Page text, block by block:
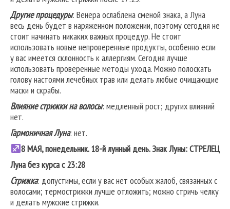
Другие процедуры: Венера ослаблена сменой знака, а Луна
весь день будет в наряженном положении, поэтому сегодня не
стоит начинать никаких важных процедур. Не стоит
использовать новые непроверенные продукты, особенно если
у вас имеется склонность к аллергиям. Сегодня лучше
использовать проверенные методы ухода. Можно полоскать
голову настоями лечебных трав или делать любые очищающие
маски и скрабы.
Влияние стрижки на волосы: медленный рост; других влияний
нет.
Гармоничная Луна: нет.
8 МАЯ, понедельник. 18-й лунный день. Знак Луны: СТРЕЛЕЦ
Луна без курса с 23:28
Стрижка: допустимы, если у вас нет особых жалоб, связанных с
волосами; термострижки лучше отложить; можно стричь челку
и делать мужские стрижки.